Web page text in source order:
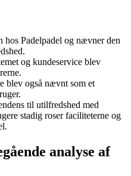
hos Padelpadel og nævner den
og kundeservice blev
blev også nævnt som et
til utilfredshed med
stadig roser faciliteterne og
analyse af